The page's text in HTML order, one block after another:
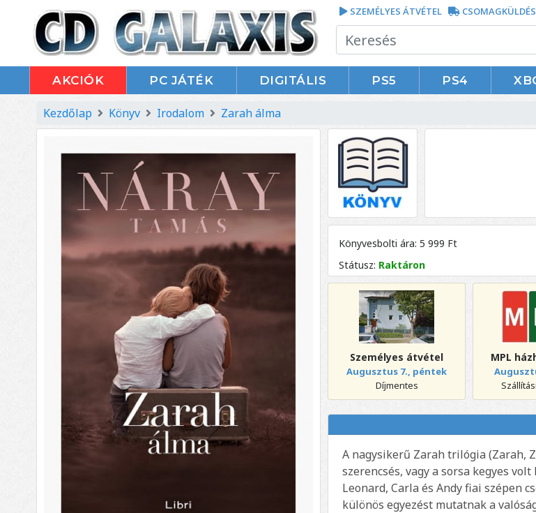
SZEMÉLYES ÁTVÉTEL
AKCIÓK PC JÁTÉK DIGITÁLIS PS5 PS4
Kezdőlap Könyv Irodalom Zarah álma
Könyvesbolti ára: 5 999 Ft
Státusz: Raktáron
Személyes átvétel
Augusztus 7., péntek
Díjmentes
MPL
A nagysikerű Zarah trilógia (Zarah,
szerencsés, vagy a sorsa kegyes
Leonard, Carla és Andy fiai szépen
különös egyezést mutatnak a